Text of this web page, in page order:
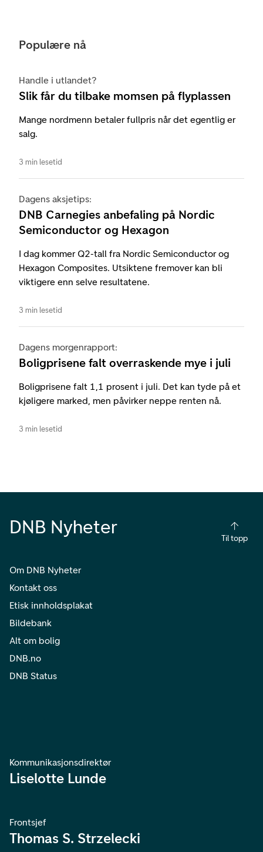
Populære nå
Handle i utlandet?
Slik får du tilbake momsen på flyplassen
Mange nordmenn betaler fullpris når det egentlig er
salg.
3 min lesetid
Dagens aksjetips:
DNB Carnegies anbefaling på Nordic
Semiconductor og Hexagon
I dag kommer Q2-tall fra Nordic Semiconductor og
Hexagon Composites. Utsiktene fremover kan bli
viktigere enn selve resultatene.
3 min lesetid
Dagens morgenrapport:
Boligprisene falt overraskende mye i juli
Boligprisene falt 1,1 prosent i juli. Det kan tyde på et
kjøligere marked, men påvirker neppe renten nå.
3 min lesetid
DNB Nyheter
Til topp
Om DNB Nyheter
Kontakt oss
Etisk innholdsplakat
Bildebank
Alt om bolig
DNB.no
DNB Status
Kommunikasjonsdirektør
Liselotte Lunde
Frontsjef
Thomas S. Strzelecki